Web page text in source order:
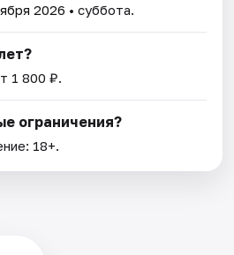
2026 • суббота.
1 800 ₽.
ограничения?
18+.